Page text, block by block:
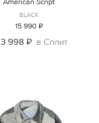
S XL XXL
BLACK
15 990 ₽
3 998 ₽ в Сплит